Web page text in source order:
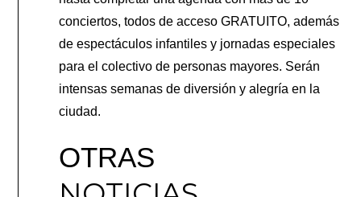
conciertos, todos de acceso GRATUITO, además
de espectáculos infantiles y jornadas especiales
para el colectivo de personas mayores. Serán
intensas semanas de diversión y alegría en la
ciudad.
OTRAS